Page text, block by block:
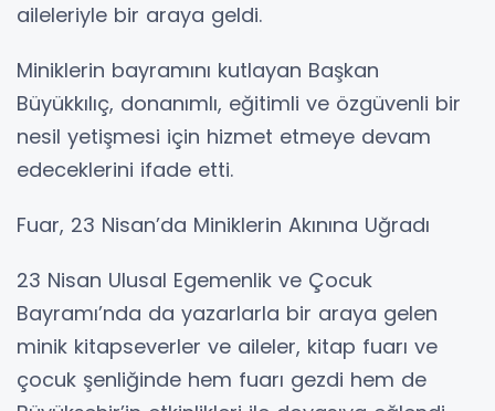
aileleriyle bir araya geldi.
Miniklerin bayramını kutlayan Başkan
Büyükkılıç, donanımlı, eğitimli ve özgüvenli bir
nesil yetişmesi için hizmet etmeye devam
edeceklerini ifade etti.
Fuar, 23 Nisan’da Miniklerin Akınına Uğradı
23 Nisan Ulusal Egemenlik ve Çocuk
Bayramı’nda da yazarlarla bir araya gelen
minik kitapseverler ve aileler, kitap fuarı ve
çocuk şenliğinde hem fuarı gezdi hem de